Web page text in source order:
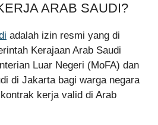
ARAB SAUDI?
adalah izin resmi yang di
Kerajaan Arab Saudi
Luar Negeri (MoFA) dan
di Jakarta bagi warga negara
kerja valid di Arab